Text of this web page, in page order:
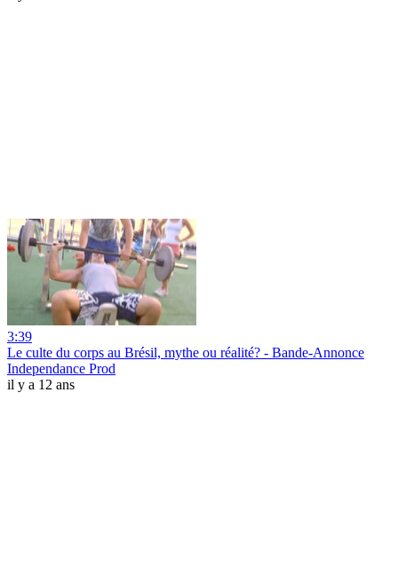
3:39
Le culte du corps au Brésil, mythe ou réalité? - Bande-Annonce
Independance Prod
il y a 12 ans